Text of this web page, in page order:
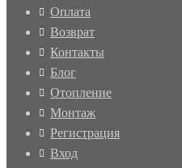
Оплата
Возврат
Контакты
Блог
Отопление
Монтаж
Регистрация
Вход